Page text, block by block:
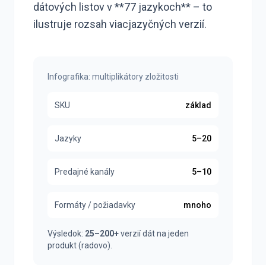
dátových listov v **77 jazykoch** – to
ilustruje rozsah viacjazyčných verzií.
Infografika: multiplikátory zložitosti
SKU základ
Jazyky 5–20
Predajné kanály 5–10
Formáty / požiadavky mnoho
Výsledok: 25–200+verzií dát na jeden
produkt (radovo).